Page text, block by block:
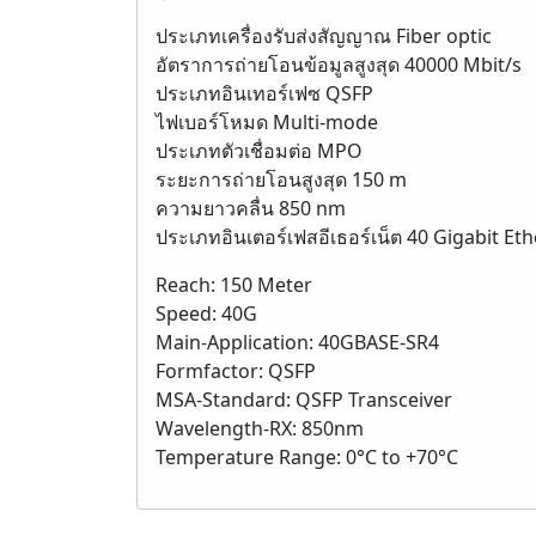
ประเภทเครื่องรับส่งสัญญาณ Fiber optic
อัตราการถ่ายโอนข้อมูลสูงสุด 40000 Mbit/s
ประเภทอินเทอร์เฟซ QSFP
ไฟเบอร์โหมด Multi-mode
ประเภทตัวเชื่อมต่อ MPO
ระยะการถ่ายโอนสูงสุด 150 m
ความยาวคลื่น 850 nm
ประเภทอินเตอร์เฟสอีเธอร์เน็ต 40 Gigabit
Reach: 150 Meter
Speed: 40G
Main-Application: 40GBASE-SR4
Formfactor: QSFP
MSA-Standard: QSFP Transceiver
Wavelength-RX: 850nm
Temperature Range: 0°C to +70°C